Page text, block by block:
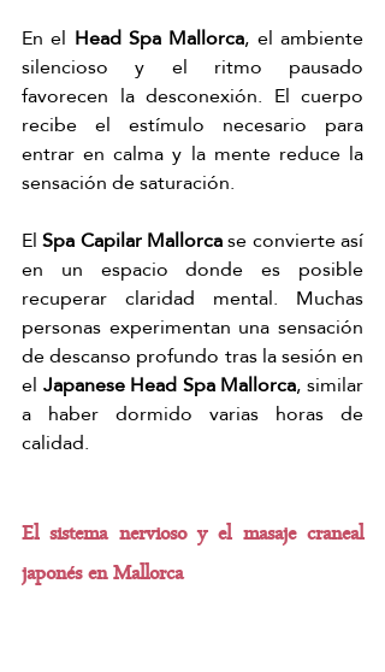
En el Head Spa Mallorca, el ambiente
silencioso y el ritmo pausado
favorecen la desconexión. El cuerpo
recibe el estímulo necesario para
entrar en calma y la mente reduce la
sensación de saturación.
El Spa Capilar Mallorca se convierte así
en un espacio donde es posible
recuperar claridad mental. Muchas
personas experimentan una sensación
de descanso profundo tras la sesión en
el Japanese Head Spa Mallorca, similar
a haber dormido varias horas de
calidad.
El sistema nervioso y el masaje craneal
japonés en Mallorca